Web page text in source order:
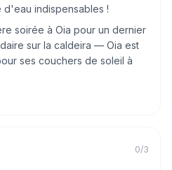
d'eau indispensables !
soirée à Oia pour un dernier
sur la caldeira — Oia est
ses couchers de soleil à
0/3